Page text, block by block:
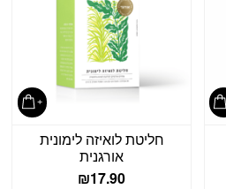
חליטת לואיזה לימונית
אורגנית
₪17.90